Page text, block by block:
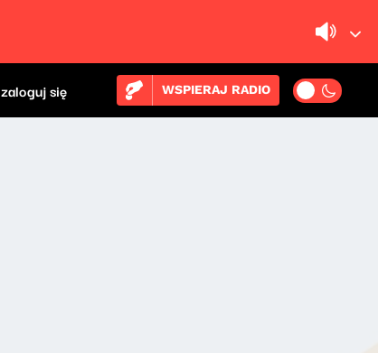
zaloguj się WSPIERAJ RADIO